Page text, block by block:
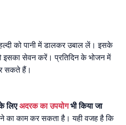
को पानी में डालकर उबाल लें। इसके
इसका सेवन करें। प्रतिदिन के भोजन में
सकते हैं।
लिएअदरक का उपयोगभी किया जा
का काम कर सकता है। यही वजह है कि